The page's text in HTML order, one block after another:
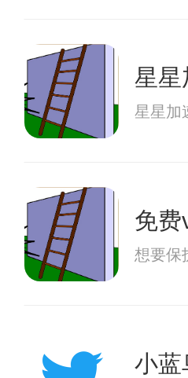
星星
星星加
免费
想要保
小蓝